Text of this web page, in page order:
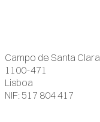
Campo de Santa Clara
1100-471
Lisboa
NIF: 517 804 417